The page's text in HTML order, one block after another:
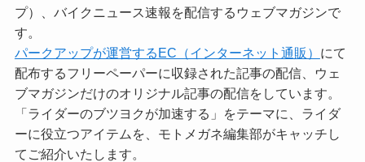
プ）、バイクニュース速報を配信するウェブマガジンで
す。
パークアップが運営するEC（インターネット通販） にて
配布するフリーペーパーに収録された記事の配信、ウェ
ブマガジンだけのオリジナル記事の配信をしています。
「ライダーのブツヨクが加速する」をテーマに、ライダ
ーに役立つアイテムを、モトメガネ編集部がキャッチし
てご紹介いたします。